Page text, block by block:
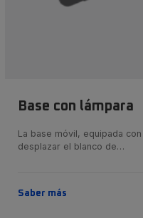
Base con lámpara
La base móvil, equipada
desplazar el blanco de…
Saber más